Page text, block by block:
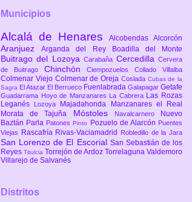
Municipios
Alcalá de Henares Alcobendas Alcorcón
AranjuezArganda del Rey Boadilla del Monte
Buitrago del LozoyaCarabaña CercedillaCervera
de Buitrago ChinchónCiempozuelosCollado Villalba
Colmenar Viejo Colmenar de Oreja Coslada Cubas de la
Sagra El Atazar El Berrueco Fuenlabrada Galapagar Getafe
Guadarrama Hoyo de Manzanares La Cabrera Las Rozas
Leganés
Lozoya Majadahonda
Manzanares el Real
Morata de Tajuña Móstoles Navalcarnero
Nuevo
Baztán Parla PatonesPinto Pozuelo de Alarcón Puentes
Viejas
Rascafría Rivas-Vaciamadrid Robledillo de la Jara
San Lorenzo de El Escorial San Sebastián de los
Reyes Titulcia Torrejón de Ardoz Torrelaguna Valdemoro
Villarejo de Salvanés
Distritos